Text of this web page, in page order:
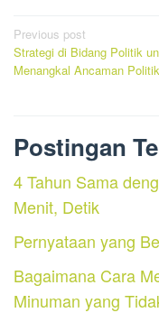
Post
navigation
Previous post
Strategi di Bidang Politik
Menangkal Ancaman Politik
Postingan
4 Tahun Sama
Menit, Detik
Pernyataan yang
Bagaimana Cara
Minuman yang